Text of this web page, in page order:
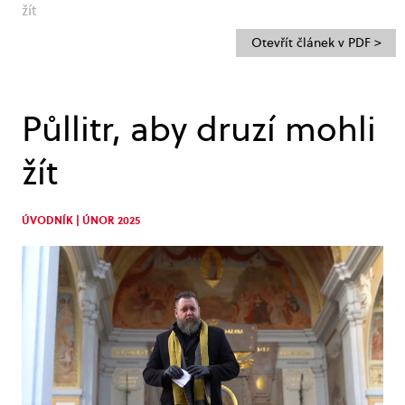
žít
Půllitr, aby druzí mohli
žít
ÚVODNÍK | ÚNOR 2025
Otevřít článek v PDF >